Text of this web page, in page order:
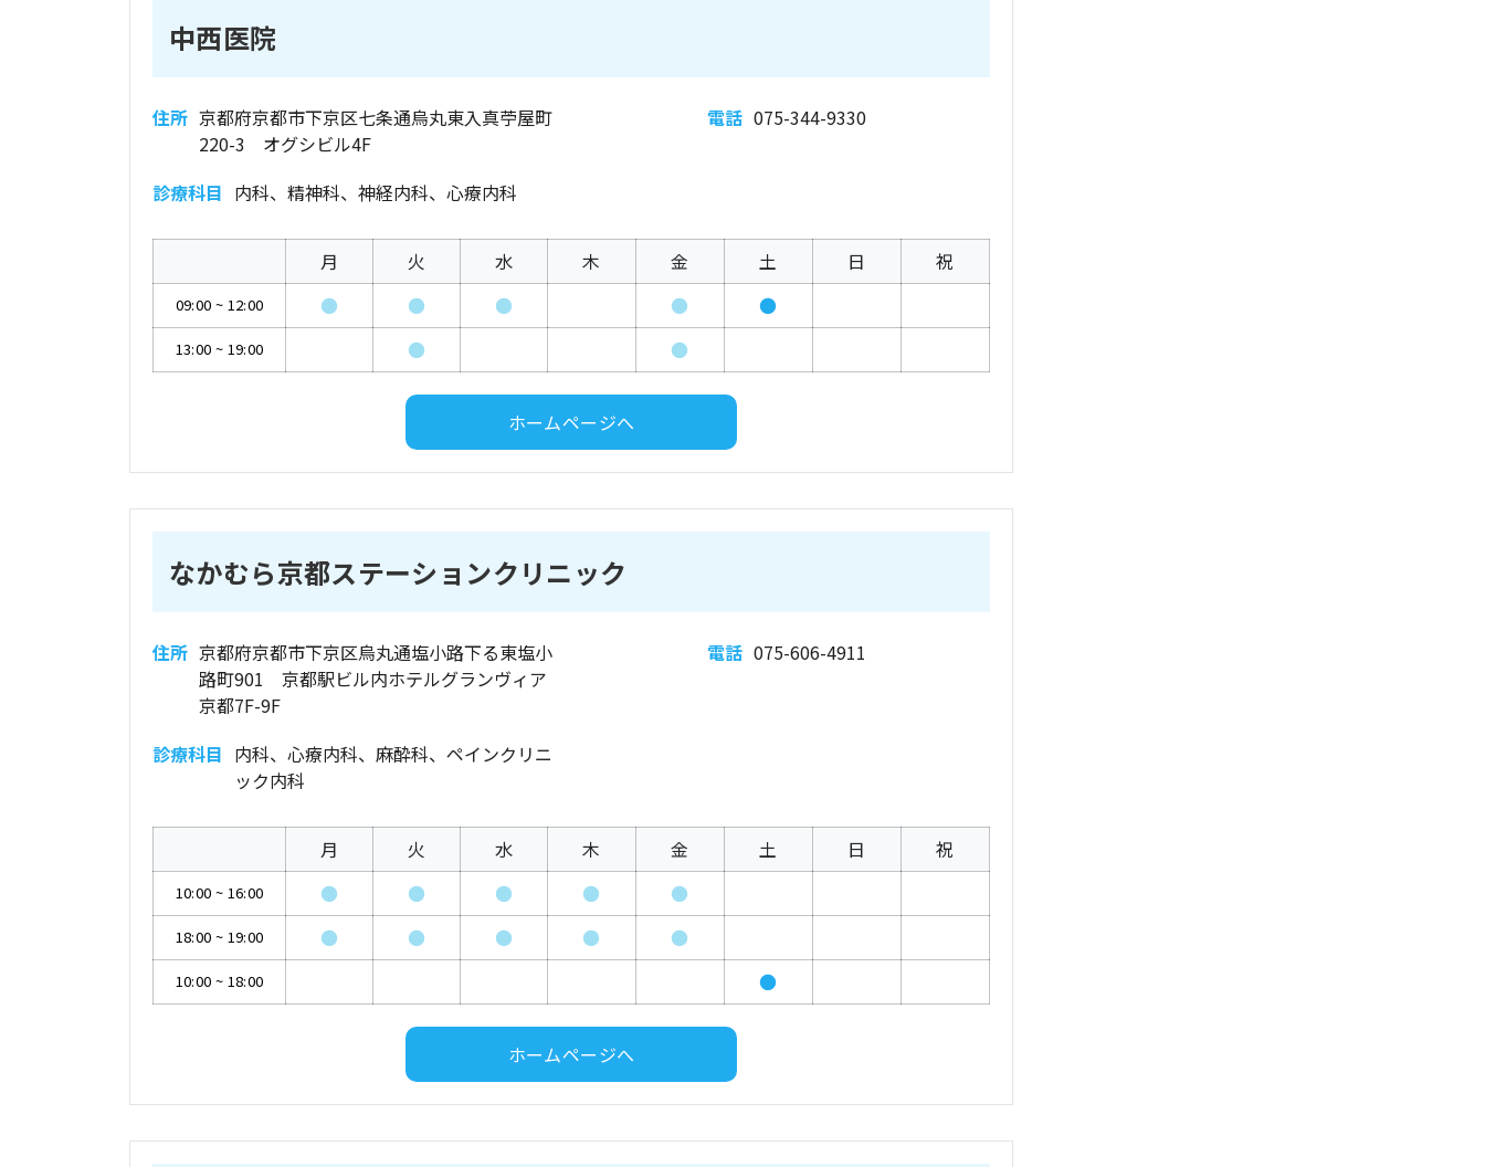
中西医院
住所 京都府京都市下京区七条通烏丸東入真苧屋町
220-3 オグシビル4F
電話 075-344-9330
診療科目 内科、精神科、神経内科、心療内科
月 火 水 木 金 土 日 祝
09:00 ~ 12:00 ● ● ● ● ●
13:00 ~ 19:00 ● ●
ホームページへ
なかむら京都ステーションクリニック
住所 京都府京都市下京区烏丸通塩小路下る東塩小
路町901 京都駅ビル内ホテルグランヴィア
京都7F-9F
電話 075-606-4911
診療科目 内科、心療内科、麻酔科、ペインクリニ
ック内科
月 火 水 木 金 土 日 祝
10:00 ~ 16:00 ● ● ● ● ●
18:00 ~ 19:00 ● ● ● ● ●
10:00 ~ 18:00 ●
ホームページへ